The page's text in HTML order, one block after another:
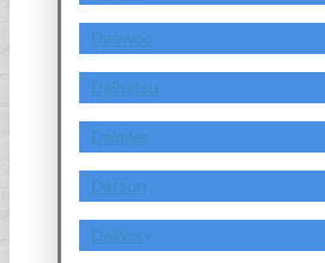
Daewoo
Daihatsu
Daimler
Datsun
Delivery